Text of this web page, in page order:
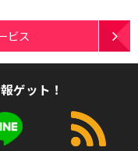
ビス
ゲット！